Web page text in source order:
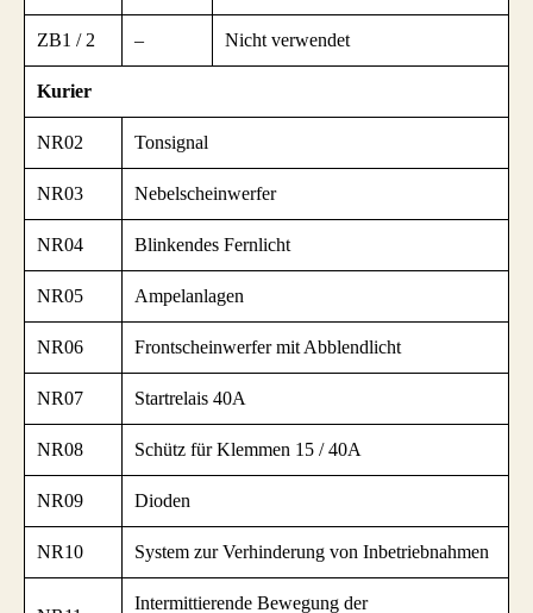
ZB1 / 2 – Nicht verwendet
Kurier
NR02 Tonsignal
NR03 Nebelscheinwerfer
NR04 Blinkendes Fernlicht
NR05 Ampelanlagen
NR06 Frontscheinwerfer mit Abblendlicht
NR07 Startrelais 40A
NR08 Schütz für Klemmen 15 / 40A
NR09 Dioden
NR10 System zur Verhinderung von Inbetriebnahmen
Intermittierende Bewegung der